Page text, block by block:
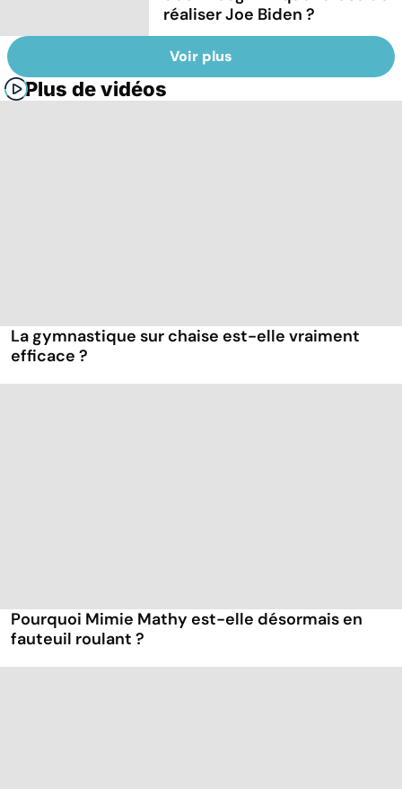
réaliser Joe Biden ?
Voir plus
Plus de vidéos
La gymnastique sur chaise est-elle vraiment
efficace ?
Pourquoi Mimie Mathy est-elle désormais en
fauteuil roulant ?